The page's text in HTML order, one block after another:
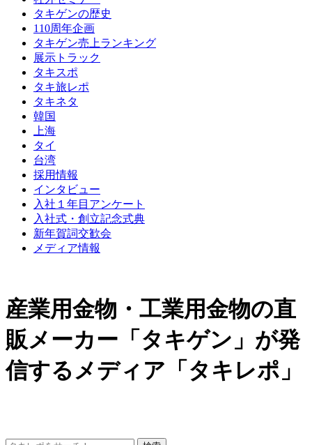
タキゲンの歴史
110周年企画
タキゲン売上ランキング
展示トラック
タキスポ
タキ旅レポ
タキネタ
韓国
上海
タイ
台湾
採用情報
インタビュー
入社１年目アンケート
入社式・創立記念式典
新年賀詞交歓会
メディア情報
産業用金物・工業用金物の直
販メーカー「タキゲン」が発
信するメディア「タキレポ」